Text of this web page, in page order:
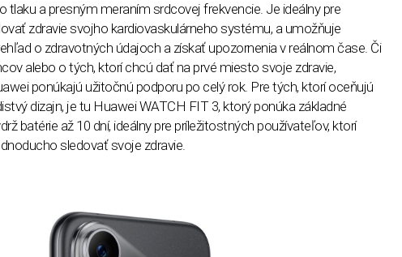
tlaku a presným meraním srdcovej frekvencie. Je ideálny pre
zdravie svojho kardiovaskulárneho systému, a umožňuje
o zdravotných údajoch a získať upozornenia v reálnom čase. Či
alebo o tých, ktorí chcú dať na prvé miesto svoje zdravie,
ponúkajú užitočnú podporu po celý rok. Pre tých, ktorí oceňujú
dizajn, je tu Huawei WATCH FIT 3, ktorý ponúka základné
batérie až 10 dní, ideálny pre príležitostných používateľov, ktorí
sledovať svoje zdravie.